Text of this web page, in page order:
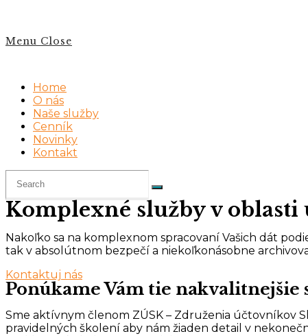
Menu Close
Home
O nás
Naše služby
Cenník
Novinky
Kontakt
Komplexné služby v oblasti
Nakoľko sa na komplexnom spracovaní Vašich dát
tak v absolútnom bezpečí a niekoľkonásobne
Kontaktuj nás
Ponúkame Vám tie nakvalitnejšie
Sme aktívnym členom ZÚSK – Združenia účtovníkov
pravidelných školení aby nám žiaden detail v